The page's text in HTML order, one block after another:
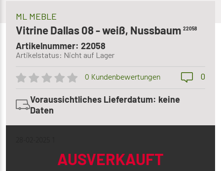
ML MEBLE
Vitrine Dallas 08 - weiß, Nussbaum 22058
Artikelnummer: 22058
Artikelstatus: Nicht auf Lager
0 Kundenbewertungen 0
Voraussichtliches Lieferdatum: keine
Daten
AUSVERKAUFT